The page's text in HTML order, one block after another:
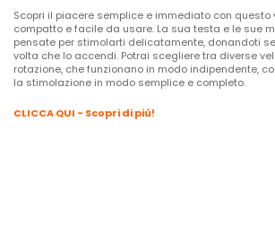
Scopri il piacere semplice e immediato con questo
compatto e facile da usare. La sua testa e le sue
pensate per stimolarti delicatamente, donandoti
volta che lo accendi. Potrai scegliere tra diverse
rotazione, che funzionano in modo indipendente,
la stimolazione in modo semplice e completo.
CLICCA QUI - Scopri di più!